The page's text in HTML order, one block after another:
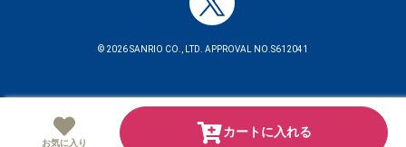
お気に入り
カートに入れる
© 2026 SANRIO CO., LTD. APPROVAL NO.S612041